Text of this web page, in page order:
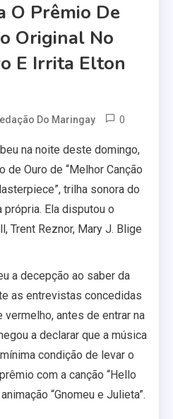
O Prêmio De
Original No
E Irrita Elton
Do Maringay 0
na noite deste domingo,
de Ouro de “Melhor Canção
trilha sonora do
própria. Ela disputou o
Trent Reznor, Mary J. Blige
a decepção ao saber da
as entrevistas concedidas
antes de entrar na
a declarar que a música
condição de levar o
com a canção “Hello
“Gnomeu e Julieta”.